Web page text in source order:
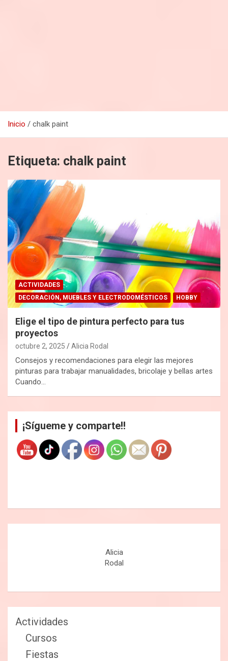
Inicio chalk paint
Etiqueta: chalk paint
ACTIVIDADES
DECORACIÓN, MUEBLES Y ELECTRODOMÉSTICOS
HOBBY
Elige el tipo de pintura perfecto para tus
proyectos
octubre 2, 2025 Alicia Rodal
Consejos y recomendaciones para elegir las mejores
pinturas para trabajar manualidades, bricolaje y bellas artes
Cuando…
¡Sígueme y comparte!!
Alicia
Rodal
Actividades
Cursos
Fiestas